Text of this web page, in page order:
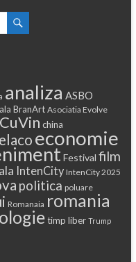
analiza ASBO
BranArt Asociatia Evolve
china
economie
Festival film
IntenCity IntenCity 2025
politica poluare
Romanaia romania
timp liber Trump